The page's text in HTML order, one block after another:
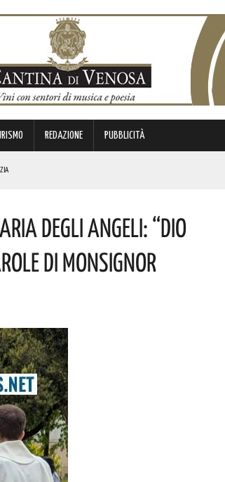
REDAZIONE PUBBLICITÀ
Degli Angeli: “Dio
Di Monsignor